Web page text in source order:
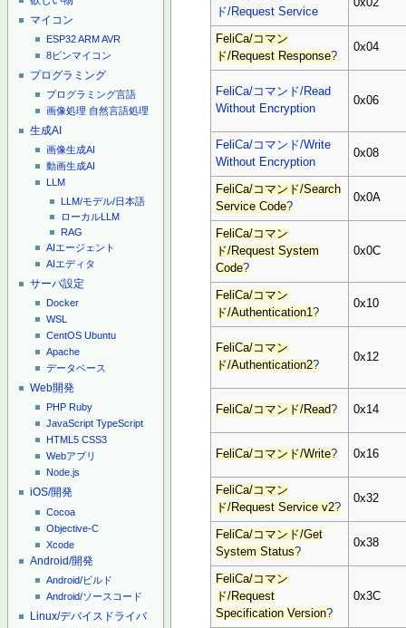
マイコン
ESP32ARMAVR
8ピンマイコン
プログラミング
プログラミング言語
画像処理 自然言語処理
生成AI
画像生成AI
動画生成AI
LLM
LLM/モデル/日本語
ローカルLLM
RAG
AIエージェント
AIエディタ
サーバ設定
Docker
WSL
CentOS Ubuntu
Apache
データベース
Web開発
PHP Ruby
JavaScript TypeScript
HTML5 CSS3
Webアプリ
Node.js
iOS/開発
Cocoa
Objective-C
Xcode
Android/開発
Android/ビルド
Android/ソースコード
Linux/デバイスドライバ
ド/Request Service
0x02
FeliCa/コマン
ド/Request Response?
0x04
FeliCa/コマンド/Read
Without Encryption
0x06
FeliCa/コマンド/Write
Without Encryption
0x08
FeliCa/コマンド/Search
Service Code?
0x0A
FeliCa/コマン
ド/Request System
Code?
0x0C
FeliCa/コマン
ド/Authentication1?
0x10
FeliCa/コマン
ド/Authentication2?
0x12
FeliCa/コマンド/Read? 0x14
FeliCa/コマンド/Write? 0x16
FeliCa/コマン
ド/Request Service v2?
0x32
FeliCa/コマンド/Get
System Status?
0x38
FeliCa/コマン
ド/Request
Specification Version?
0x3C